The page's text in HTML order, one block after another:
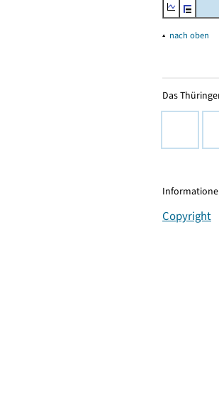
▴ nach oben
Das
Copyright